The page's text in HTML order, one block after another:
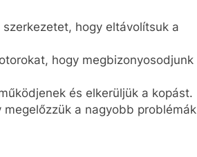
hogy eltávolítsuk a
hogy megbizonyosodjunk
és elkerüljük a kopást.
a nagyobb problémák